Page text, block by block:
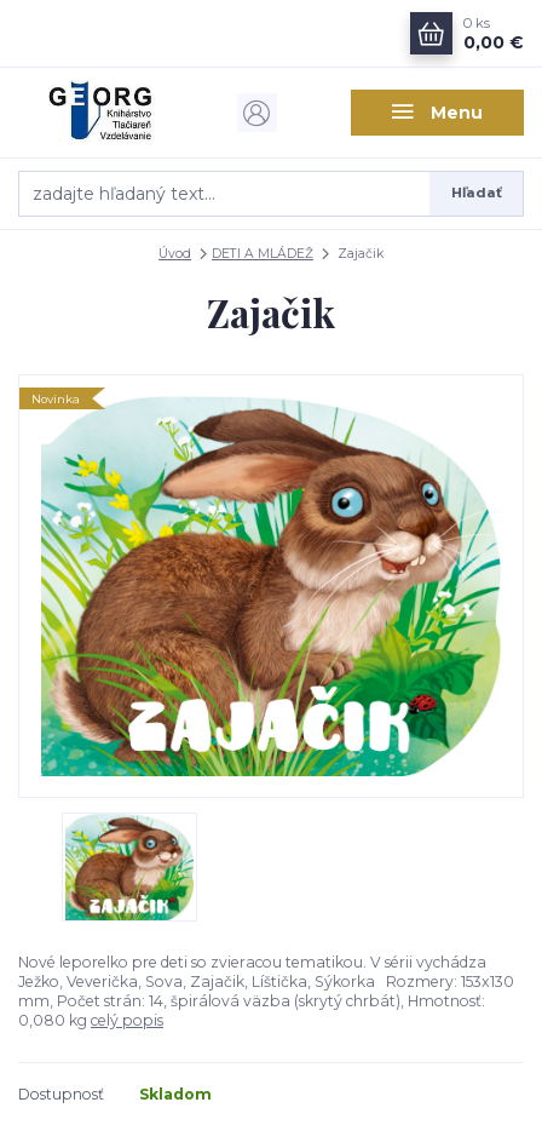
Menu
Hľadať
0 ks
0,00 €
Úvod DETI A MLÁDEŽ Zajačik
Zajačik
Novinka
Nové leporelko pre deti so zvieracou tematikou. V sérii vychádza
Ježko, Veverička, Sova, Zajačik, Líštička, Sýkorka Rozmery: 153x130
mm, Počet strán: 14, špirálová väzba (skrytý chrbát), Hmotnosť:
0,080 kg celý popis
Dostupnosť Skladom